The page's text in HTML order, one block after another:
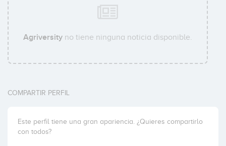
Agriversity no tiene ninguna noticia disponible.
COMPARTIR PERFIL
Este perfil tiene una gran apariencia. ¿Quieres compartirlo
con todos?